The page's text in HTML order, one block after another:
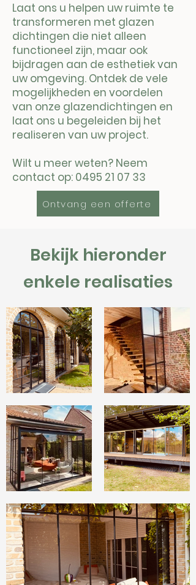
Laat ons u helpen uw ruimte te
transformeren met glazen
dichtingen die niet alleen
functioneel zijn, maar ook
bijdragen aan de esthetiek van
uw omgeving. Ontdek de vele
mogelijkheden en voordelen
van onze glazendichtingen en
laat ons u begeleiden bij het
realiseren van uw project.
Wilt u meer weten? Neem
contact op: 0495 21 07 33
Ontvang een offerte
Bekijk hieronder
enkele realisaties